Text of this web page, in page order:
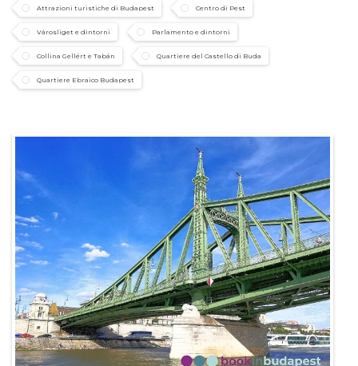
Attrazioni turistiche di Budapest Centro di Pest
Városliget e dintorni Parlamento e dintorni
Collina Gellért e Tabán Quartiere del Castello di Buda
Quartiere Ebraico Budapest